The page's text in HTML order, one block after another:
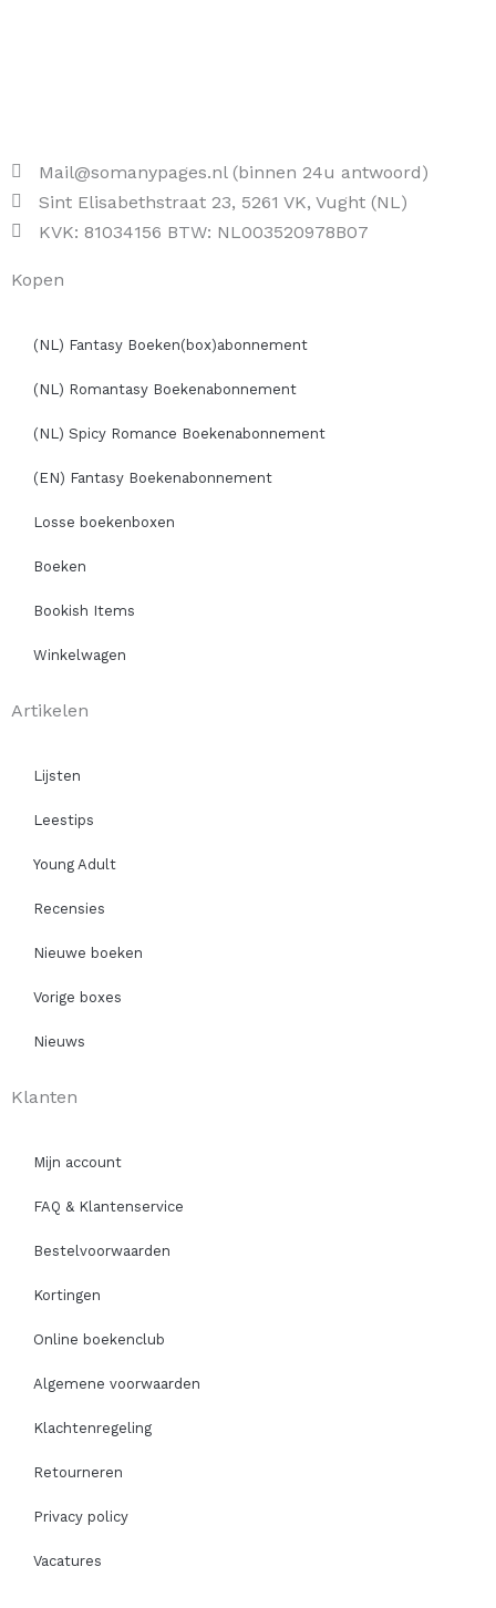
Mail@somanypages.nl (binnen 24u antwoord)
Sint Elisabethstraat 23, 5261 VK, Vught (NL)
KVK: 81034156 BTW: NL003520978B07
Kopen
(NL) Fantasy Boeken(box)abonnement
(NL) Romantasy Boekenabonnement
(NL) Spicy Romance Boekenabonnement
(EN) Fantasy Boekenabonnement
Losse boekenboxen
Boeken
Bookish Items
Winkelwagen
Artikelen
Lijsten
Leestips
Young Adult
Recensies
Nieuwe boeken
Vorige boxes
Nieuws
Klanten
Mijn account
FAQ & Klantenservice
Bestelvoorwaarden
Kortingen
Online boekenclub
Algemene voorwaarden
Klachtenregeling
Retourneren
Privacy policy
Vacatures